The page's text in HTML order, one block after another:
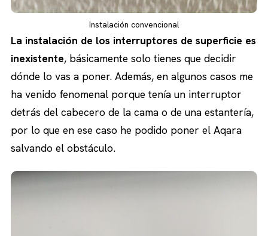
Instalación convencional
La instalación de los interruptores de superficie es
inexistente, básicamente solo tienes que decidir
dónde lo vas a poner. Además, en algunos casos me
ha venido fenomenal porque tenía un interruptor
detrás del cabecero de la cama o de una estantería,
por lo que en ese caso he podido poner el Aqara
salvando el obstáculo.